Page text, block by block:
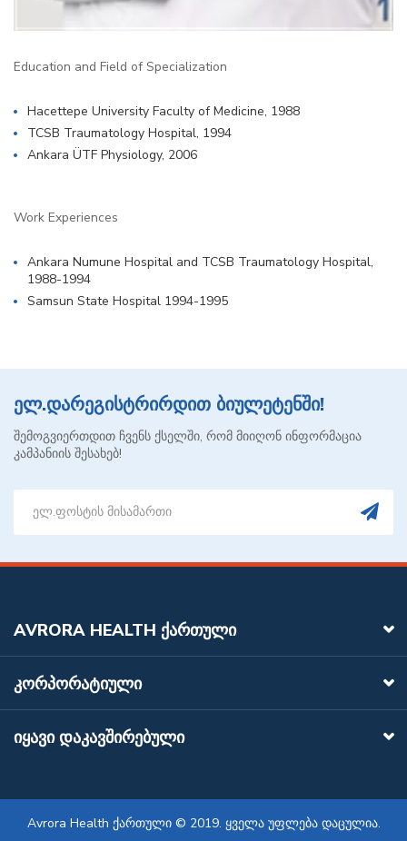
Education and Field of Specialization
Hacettepe University Faculty of Medicine, 1988
TCSB Traumatology Hospital, 1994
Ankara ÜTF Physiology, 2006
Work Experiences
Ankara Numune Hospital and TCSB Traumatology Hospital,
1988-1994
Samsun State Hospital 1994-1995
ელ.დარეგისტრირდით ბიულეტენში!
შემოგვიერთდით ჩვენს ქსელში, რომ მიიღონ ინფორმაცია
კამპანიის შესახებ!
AVRORA HEALTH ᲥᲐᲠᲗᲣᲚᲘ
ᲙᲝᲠᲞᲝᲠᲐᲢᲘᲣᲚᲘ
ᲘᲧᲐᲕᲘ ᲓᲐᲙᲐᲕᲨᲘᲠᲔᲑᲣᲚᲘ
Avrora Health ქართული © 2019. ყველა უფლება დაცულია.